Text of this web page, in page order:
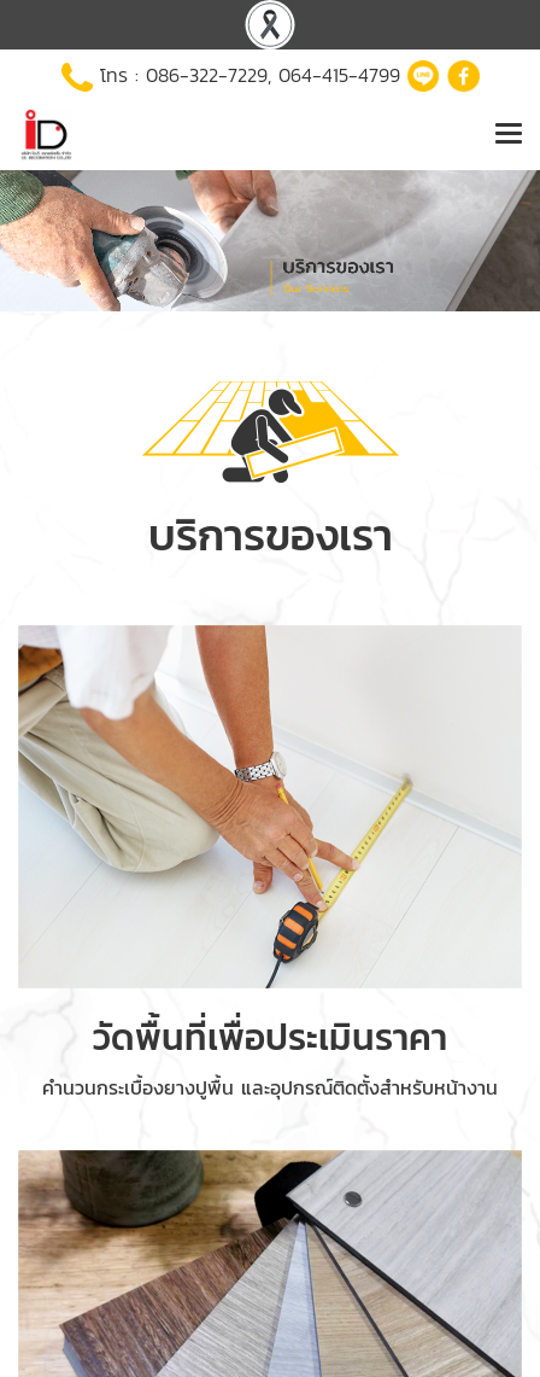
โทร : 086-322-7229, 064-415-4799
บริการของเรา
วัดพื้นที่เพื่อประเมินราคา
คำนวนกระเบื้องยางปูพื้น และอุปกรณ์ติดตั้งสำหรับหน้างาน